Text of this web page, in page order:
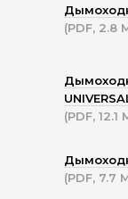
(PDF, 2.8
(PDF, 12.1
(PDF, 7.7